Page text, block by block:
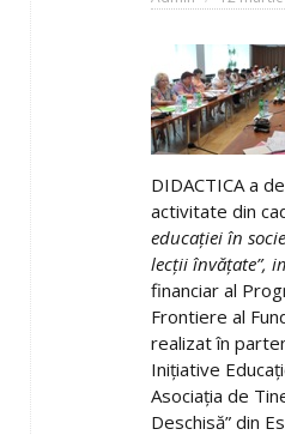
DIDACTICA a
activitate din
educaţiei în
lecţii învăţate”,
financiar al
Frontiere al
realizat în
Iniţiative
Asociaţia de
Deschisă” din